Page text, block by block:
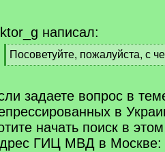
написал:
[
q
Посоветуйте, пожалуйста, с
[
q
]
задаете вопрос в
в
начать поиск в
ГИЦ МВД в Москве: